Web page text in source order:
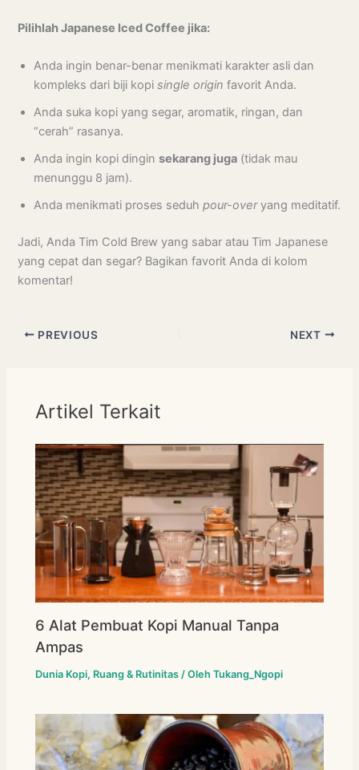
Pilihlah Japanese Iced Coffee jika:
Anda ingin benar-benar menikmati karakter asli dan
kompleks dari biji kopisingle origin favorit Anda.
Anda suka kopi yang segar, aromatik, ringan, dan
“cerah” rasanya.
Anda ingin kopi dinginsekarang juga (tidak mau
menunggu 8 jam).
Anda menikmati proses seduhpour-overyang meditatif.
Jadi, Anda Tim Cold Brew yang sabar atau Tim Japanese
yang cepat dan segar? Bagikan favorit Anda di kolom
komentar!
PREVIOUS NEXT
Artikel Terkait
6 Alat Pembuat Kopi Manual Tanpa
Ampas
Dunia Kopi, Ruang & Rutinitas / OlehTukang_Ngopi